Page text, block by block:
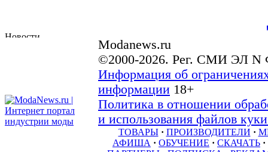
Modanews.ru
©2000-2026. Рег. СМИ ЭЛ N
Информация об
информации 18+
Политика в отношении
и использования файлов
ТОВАРЫ · ПРОИЗВОДИТЕЛИ ·
АФИША · ОБУЧЕНИЕ · СКАЧАТЬ ·